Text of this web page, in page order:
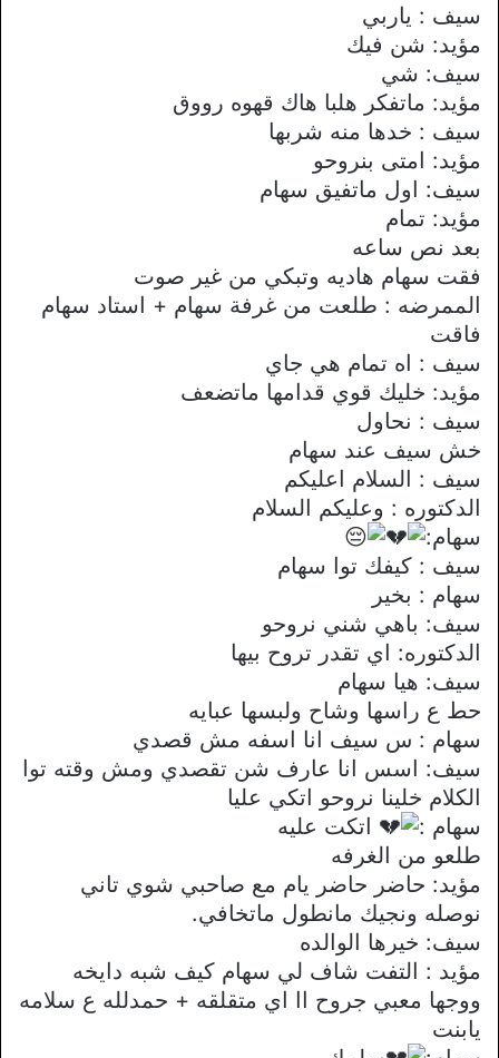
سيف : ياربي
مؤيد: شن فيك
سيف: شي
مؤيد: ماتفكر هلبا هاك قهوه رووق
سيف : خدها منه شربها
مؤيد: امتى بنروحو
سيف: اول ماتفيق سهام
مؤيد: تمام
بعد نص ساعه
فقت سهام هاديه وتبكي من غير صوت
الممرضه : طلعت من غرفة سهام + استاد سهام
فاقت
سيف : اه تمام هي جاي
مؤيد: خليك قوي قدامها ماتضعف
سيف : نحاول
خش سيف عند سهام
سيف : السلام اعليكم
الدكتوره : وعليكم السلام
سهام:
سيف : كيفك توا سهام
سهام : بخير
سيف: باهي شني نروحو
الدكتوره: اي تقدر تروح بيها
سيف: هيا سهام
حط ع راسها وشاح ولبسها عبايه
سهام : س سيف انا اسفه مش قصدي
سيف: اسس انا عارف شن تقصدي ومش وقته توا
الكلام خلينا نروحو اتكي عليا
سهام :
اتكت عليه
طلعو من الغرفه
مؤيد: حاضر حاضر يام مع صاحبي شوي تاني
نوصله ونجيك مانطول ماتخافي.
سيف: خيرها الوالده
مؤيد : التفت شاف لي سهام كيف شبه دايخه
ووجها معبي جروح اا اي متقلقه + حمدلله ع سلامه
يابنت